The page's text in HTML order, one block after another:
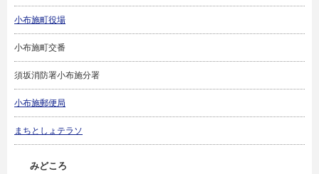
小布施町役場
小布施町交番
須坂消防署小布施分署
小布施郵便局
まちとしょテラソ
みどころ